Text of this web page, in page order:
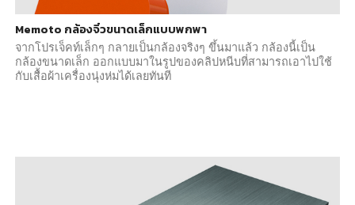
Memoto กล้องจิ๋วขนาดเล็กแบบพกพา
จากโปรเจ็คท์เล็กๆ กลายเป็นกล้องจริงๆ ขึ้นมาแล้ว กล้องนี้เป็น
กล้องขนาดเล็ก ออกแบบมาในรูปของคลิปหนีบที่สามารถเอาไปใช้
กับเสื้อผ้าเครื่องนุ่งห่มได้เลยทันที